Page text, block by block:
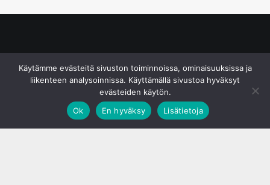
Käytämme evästeitä sivuston toiminnoissa, ominaisuuksissa ja
liikenteen analysoinnissa. Käyttämällä sivustoa hyväksyt
evästeiden käytön.
Ok
En hyväksy Lisätietoja